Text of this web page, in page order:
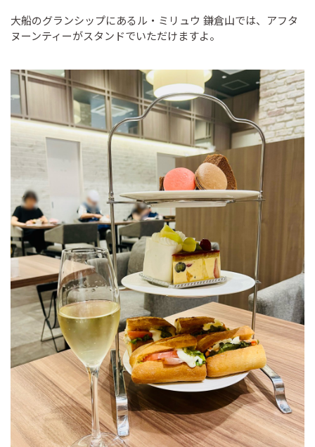
大船のグランシップにあるル・ミリュウ 鎌倉山では、アフタ
ヌーンティーがスタンドでいただけますよ。